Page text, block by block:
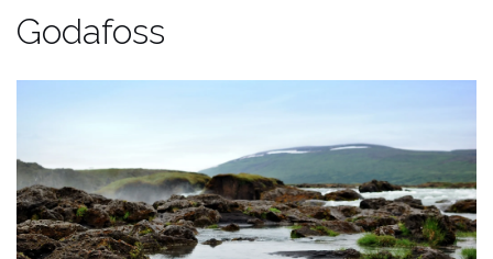
Godafoss